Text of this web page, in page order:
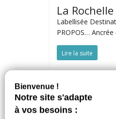
La Rochelle
Labellisée
PROPOS… Ancrée
Lire la suite